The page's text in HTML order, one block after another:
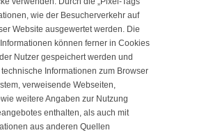
wie der Besucherverkehr auf
Website ausgewertet werden. Die
können ferner in Cookies
Nutzer gespeichert werden und
Informationen zum Browser
verweisende Webseiten,
weitere Angaben zur Nutzung
enthalten, als auch mit
aus anderen Quellen